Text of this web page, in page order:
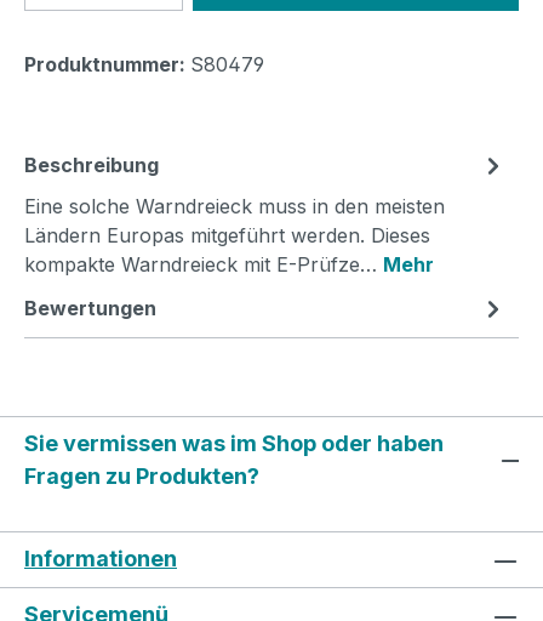
Produktnummer: S80479
Beschreibung
Eine solche Warndreieck muss in den meisten
Ländern Europas mitgeführt werden. Dieses
kompakte Warndreieck mit E-Prüfze… Mehr
Bewertungen
Sie vermissen was im Shop oder haben
Fragen zu Produkten?
Informationen
Servicemenü